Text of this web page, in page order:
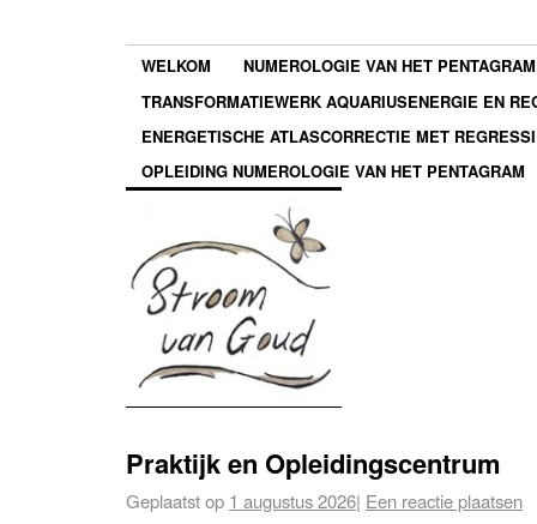
WELKOM
NUMEROLOGIE VAN HET PENTAGRAM
TRANSFORMATIEWERK AQUARIUSENERGIE EN
ENERGETISCHE ATLASCORRECTIE MET
OPLEIDING NUMEROLOGIE VAN HET PENTAGRAM
Praktijk en Opleidingscentrum
Geplaatst op 1 augustus 2026| Een reactie plaatsen